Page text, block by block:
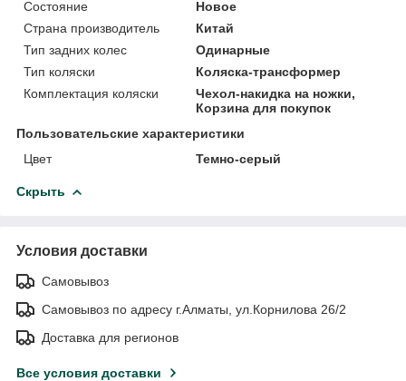
Состояние
Новое
Страна производитель
Китай
Тип задних колес
Одинарные
Тип коляски
Коляска-трансформер
Комплектация коляски
Чехол-накидка на ножки,
Корзина для покупок
Пользовательские характеристики
Цвет
Темно-серый
Скрыть
Условия доставки
Самовывоз
Самовывоз по адресу г.Алматы, ул.Корнилова 26/2
Доставка для регионов
Все условия доставки